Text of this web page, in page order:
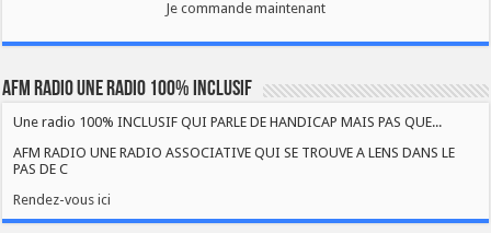
Je commande maintenant
AFM RADIO UNE RADIO 100% INCLUSIF
Une radio 100% INCLUSIF QUI PARLE DE HANDICAP MAIS PAS QUE...
AFM RADIO UNE RADIO ASSOCIATIVE QUI SE TROUVE A LENS DANS LE
PAS DE C
Rendez-vous ici